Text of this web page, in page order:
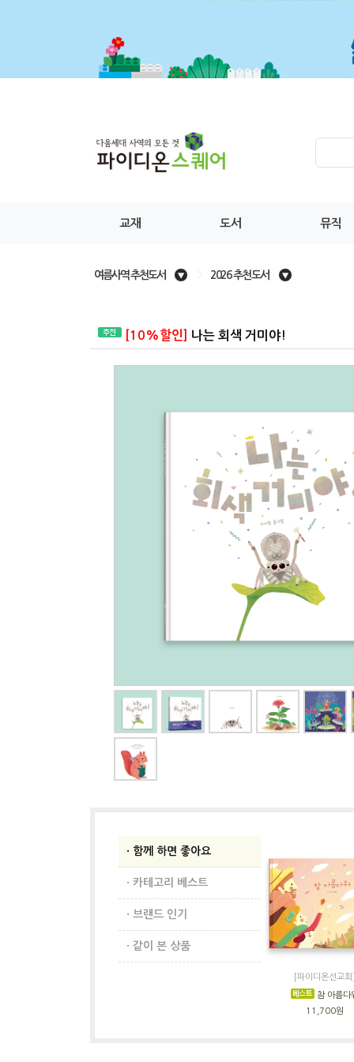
교재 도서 뮤직
여름사역 추천도서 2026 추천도서
[10%할인] 나는 회색 거미야!
· 함께 하면 좋아요
· 카테고리 베스트
· 브랜드 인기
· 같이 본 상품
[파이디온선교
참 아름다
11,700원